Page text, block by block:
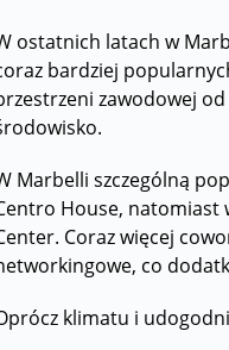
ostatnich latach w
bardziej
zawodowej
Marbelli szczególną
House, natomiast
Coraz więcej
co
klimatu i